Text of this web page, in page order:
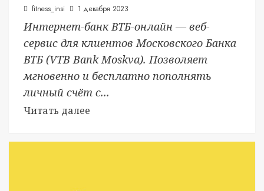
fitness_insi 1 декабря 2023
Интернет-банк ВТБ-онлайн — веб-
сервис для клиентов Московского Банка
ВТБ (VTB Bank Moskva). Позволяет
мгновенно и бесплатно пополнять
личный счёт с...
Читать далее